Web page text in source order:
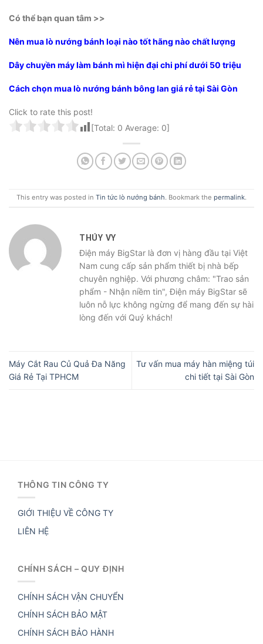
Có thể bạn quan tâm >>
Nên mua lò nướng bánh loại nào tốt hãng nào chất lượng
Dây chuyền máy làm bánh mì hiện đại chi phí dưới 50 triệu
Cách chọn mua lò nướng bánh bông lan giá rẻ tại Sài Gòn
Click to rate this post!
[Total: 0 Average: 0]
This entry was posted in Tin tức lò nướng bánh. Bookmark the permalink.
THÚY VY
Điện máy BigStar là đơn vị hàng đầu tại Việt
Nam cung cấp sản phẩm thiết bị nhà bếp
chuyên nghiệp. Với phương châm: "Trao sản
phẩm - Nhận niềm tin", Điện máy BigStar sẽ
luôn nỗ lực không ngừng để mang đến sự hài
lòng đến với Quý khách!
Máy Cắt Rau Củ Quả Đa Năng
Giá Rẻ Tại TPHCM
Tư vấn mua máy hàn miệng túi
chi tiết tại Sài Gòn
THÔNG TIN CÔNG TY
GIỚI THIỆU VỀ CÔNG TY
LIÊN HỆ
CHÍNH SÁCH – QUY ĐỊNH
CHÍNH SÁCH VẬN CHUYỂN
CHÍNH SÁCH BẢO MẬT
CHÍNH SÁCH BẢO HÀNH